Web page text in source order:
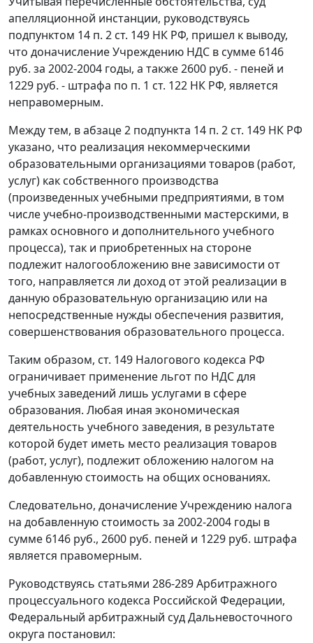
апелляционной инстанции, руководствуясь
подпунктом 14 п. 2 ст. 149 НК РФ, пришел к выводу,
что доначисление Учреждению НДС в сумме 6146
руб. за 2002-2004 годы, а также 2600 руб. - пеней и
1229 руб. - штрафа по п. 1 ст. 122 НК РФ, является
неправомерным.
Между тем, вабзаце 2 подпункта 14 п. 2 ст. 149 НК РФ
указано, что реализация некоммерческими
образовательными организациями товаров (работ,
услуг) как собственного производства
(произведенных учебными предприятиями, в том
числе учебно-производственными мастерскими, в
рамках основного и дополнительного учебного
процесса), так и приобретенных на стороне
подлежит налогообложению вне зависимости от
того, направляется ли доход от этой реализации в
данную образовательную организацию или на
непосредственные нужды обеспечения развития,
совершенствования образовательного процесса.
Таким образом, ст. 149 Налогового кодекса РФ
ограничивает применение льгот по НДС для
учебных заведений лишь услугами в сфере
образования. Любая иная экономическая
деятельность учебного заведения, в результате
которой будет иметь место реализация товаров
(работ, услуг), подлежит обложению налогом на
добавленную стоимость на общих основаниях.
Следовательно, доначисление Учреждению налога
на добавленную стоимость за 2002-2004 годы в
сумме 6146 руб., 2600 руб. пеней и 1229 руб. штрафа
является правомерным.
Руководствуясь статьями 286-289Арбитражного
процессуального кодекса Российской Федерации,
Федеральный арбитражный суд Дальневосточного
округа постановил: